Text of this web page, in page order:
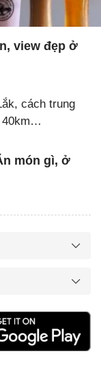
view đẹp ở
cách trung
40km…
món gì, ở